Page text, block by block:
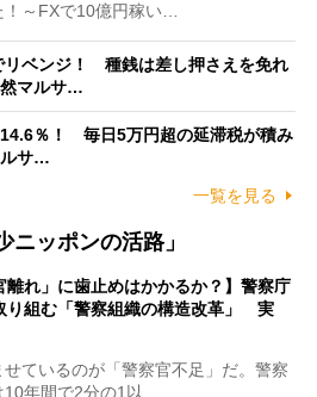
！～FXで10億円稼い…
リベンジ！ 種銭は差し押さえを免れ
然マルサ…
14.6％！ 毎日5万円超の延滞税が積み
ルサ…
一覧を見る
ニッポンの活路」
離れ」に歯止めはかかるか？】警察庁
り組む「警察組織の構造改革」 実
ているのが「警察官不足」だ。警察
年間で2分の1以…